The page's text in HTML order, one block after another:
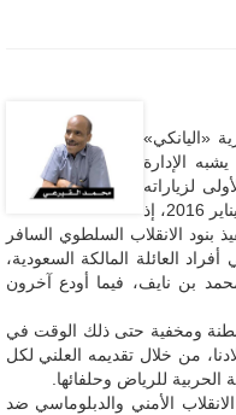
«اليانكي»
ما يشبه الإدارة
لزياراته
الخارجية التي أعقبت تسلمه السلطة مباشرة في 20 كانون الثاني/ يناير 2016، إذ
الانقلاب السلطوي السافر
العائلة المالكة السعودية،
بن نايف، فيما أودع آخرون
ومخفية حتى ذلك الوقت في
من خلال تقديمه العلني لكل
الحربية للرياض وحلفائها.
الأمني والدبلوماسي ضد